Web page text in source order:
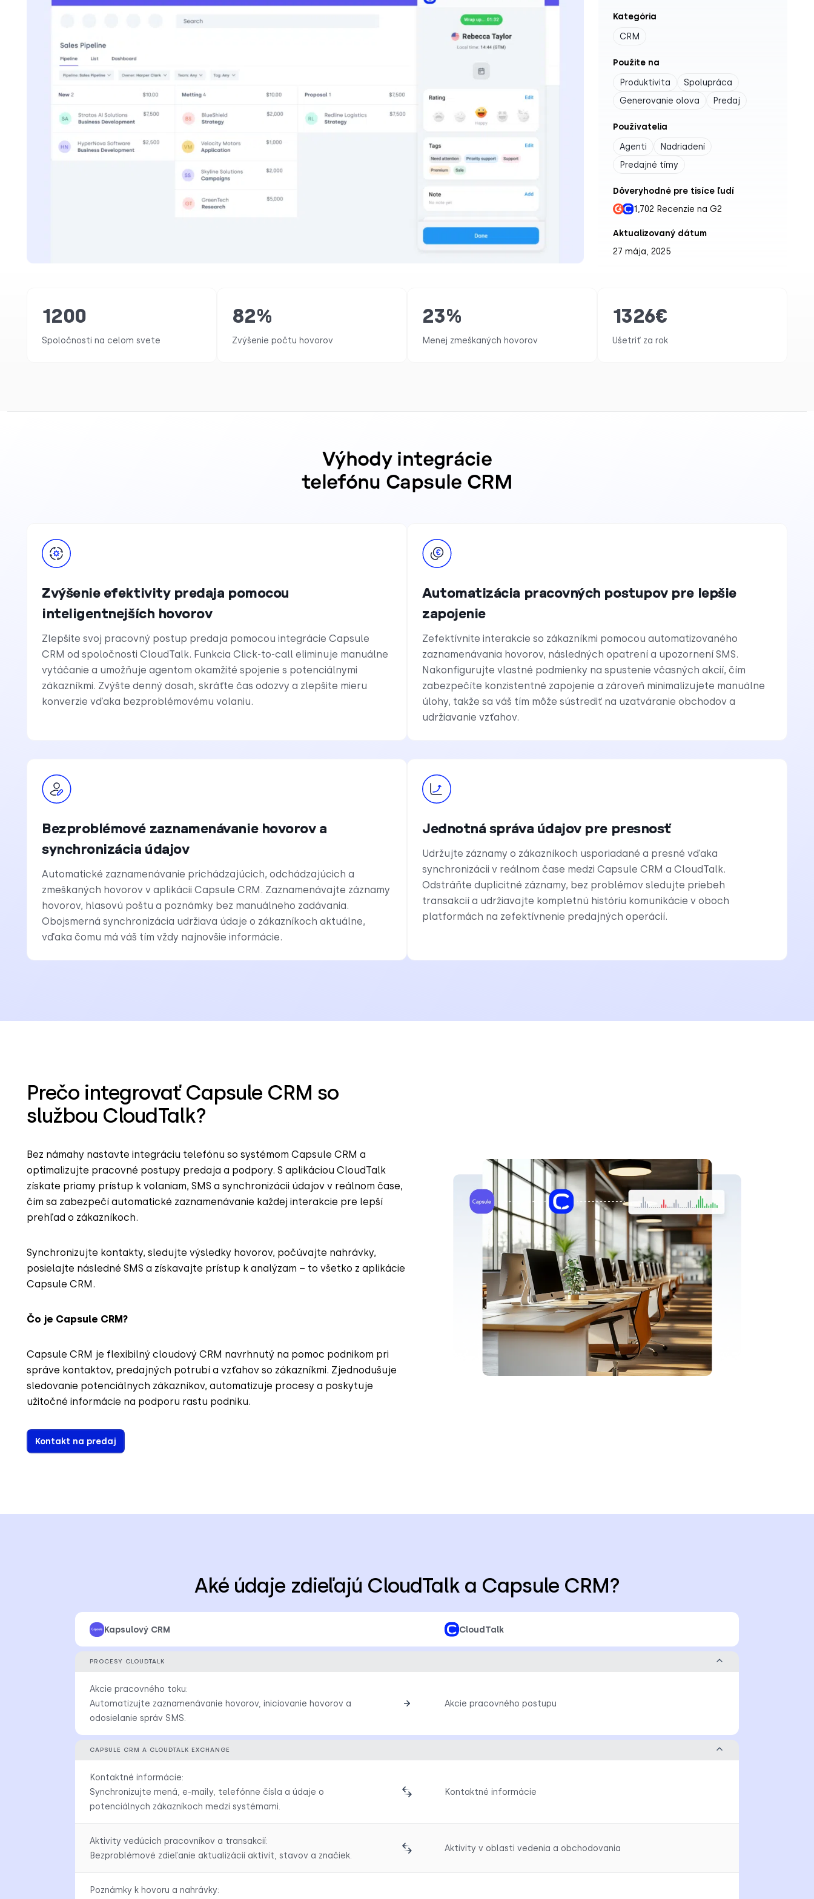
Kategória
CRM
Použite na
Produktivita
Spolupráca
Generovanie olova
Predaj
Používatelia
Agenti
Nadriadení
Predajné tímy
Dôveryhodné pre tisíce ľudí
1,702 Recenzie na G2
Aktualizovaný dátum
27 mája, 2025
1200
Spoločnosti na celom svete
82%
Zvýšenie počtu hovorov
23%
Menej zmeškaných hovorov
1326€
Ušetriť za rok
Výhody integrácie
telefónu Capsule CRM
Zvýšenie efektivity predaja pomocou
inteligentnejších hovorov
Zlepšite svoj pracovný postup predaja pomocou integrácie Capsule
CRM od spoločnosti CloudTalk. Funkcia Click-to-call eliminuje manuálne
vytáčanie a umožňuje agentom okamžité spojenie s potenciálnymi
zákazníkmi. Zvýšte denný dosah, skráťte čas odozvy a zlepšite mieru
konverzie vďaka bezproblémovému volaniu.
Automatizácia pracovných postupov pre lepšie
zapojenie
Zefektívnite interakcie so zákazníkmi pomocou automatizovaného
zaznamenávania hovorov, následných opatrení a upozornení SMS.
Nakonfigurujte vlastné podmienky na spustenie včasných akcií, čím
zabezpečíte konzistentné zapojenie a zároveň minimalizujete manuálne
úlohy, takže sa váš tím môže sústrediť na uzatváranie obchodov a
udržiavanie vzťahov.
Bezproblémové zaznamenávanie hovorov a
synchronizácia údajov
Automatické zaznamenávanie prichádzajúcich, odchádzajúcich a
zmeškaných hovorov v aplikácii Capsule CRM. Zaznamenávajte záznamy
hovorov, hlasovú poštu a poznámky bez manuálneho zadávania.
Obojsmerná synchronizácia udržiava údaje o zákazníkoch aktuálne,
vďaka čomu má váš tím vždy najnovšie informácie.
Jednotná správa údajov pre presnosť
Udržujte záznamy o zákazníkoch usporiadané a presné vďaka
synchronizácii v reálnom čase medzi Capsule CRM a CloudTalk.
Odstráňte duplicitné záznamy, bez problémov sledujte priebeh
transakcií a udržiavajte kompletnú históriu komunikácie v oboch
platformách na zefektívnenie predajných operácií.
Prečo integrovať Capsule CRM so
službou CloudTalk?
Bez námahy nastavte integráciu telefónu so systémom Capsule CRM a
optimalizujte pracovné postupy predaja a podpory. S aplikáciou CloudTalk
získate priamy prístup k volaniam, SMS a synchronizácii údajov v reálnom čase,
čím sa zabezpečí automatické zaznamenávanie každej interakcie pre lepší
prehľad o zákazníkoch.
Synchronizujte kontakty, sledujte výsledky hovorov, počúvajte nahrávky,
posielajte následné SMS a získavajte prístup k analýzam – to všetko z aplikácie
Capsule CRM.
Čo je Capsule CRM?
Capsule CRM je flexibilný cloudový CRM navrhnutý na pomoc podnikom pri
správe kontaktov, predajných potrubí a vzťahov so zákazníkmi. Zjednodušuje
sledovanie potenciálnych zákazníkov, automatizuje procesy a poskytuje
užitočné informácie na podporu rastu podniku.
Kontakt na predaj
Aké údaje zdieľajú CloudTalk a Capsule CRM?
Kapsulový CRM CloudTalk
PROCESY CLOUDTALK
Akcie pracovného toku:
Automatizujte zaznamenávanie hovorov, iniciovanie hovorov a
odosielanie správ SMS.
Akcie pracovného postupu
CAPSULE CRM A CLOUDTALK EXCHANGE
Kontaktné informácie:
Synchronizujte mená, e-maily, telefónne čísla a údaje o
potenciálnych zákazníkoch medzi systémami.
Kontaktné informácie
Aktivity vedúcich pracovníkov a transakcií:
Bezproblémové zdieľanie aktualizácií aktivít, stavov a značiek.
Aktivity v oblasti vedenia a obchodovania
Poznámky k hovoru a nahrávky: